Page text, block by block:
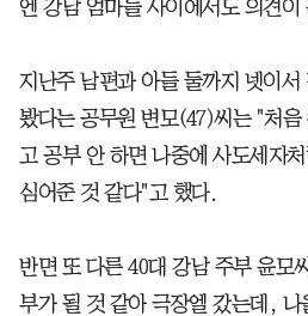
엔 강남 엄마들 사이에서도 의견이
지난주 남편과 아들 둘까지 넷이
봤다는 공무원 변모(47)씨는 "처음
고 공부 안 하면 나중에 사도세자
심어준 것 같다"고 했다.
반면 또 다른 40대 강남 주부 윤모
부가 될 것 같아 극장엘 갔는데, 나